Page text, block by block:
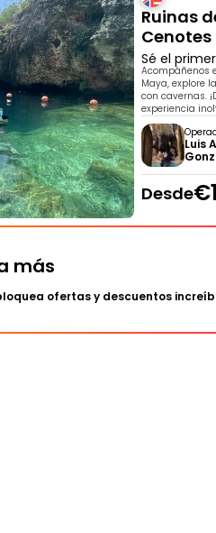
Ruinas
Cenotes
Sé el
Acompáñenos
Maya, explore
con cavernas.
experiencia
Luis
Desde
más
ofertas y descuentos